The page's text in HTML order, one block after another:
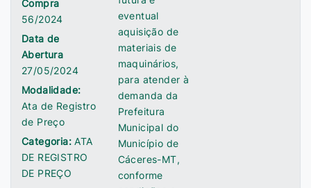
Compra
56/2024
Data de
Abertura
27/05/2024
Modalidade:
Ata de Registro
de Preço
Categoria:ATA
DE REGISTRO
DE PREÇO
eventual
aquisição de
materiais de
maquinários,
para atender à
demanda da
Prefeitura
Municipal do
Município de
Cáceres-MT,
conforme